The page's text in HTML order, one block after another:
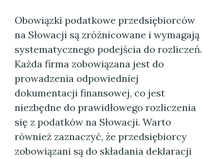
Obowiązki podatkowe przedsiębiorców
na Słowacji są zróżnicowane i wymagają
systematycznego podejścia do rozliczeń.
Każda firma zobowiązana jest do
prowadzenia odpowiedniej
dokumentacji finansowej, co jest
niezbędne do prawidłowego rozliczenia
się z podatków na Słowacji. Warto
również zaznaczyć, że przedsiębiorcy
zobowiązani są do składania deklaracji